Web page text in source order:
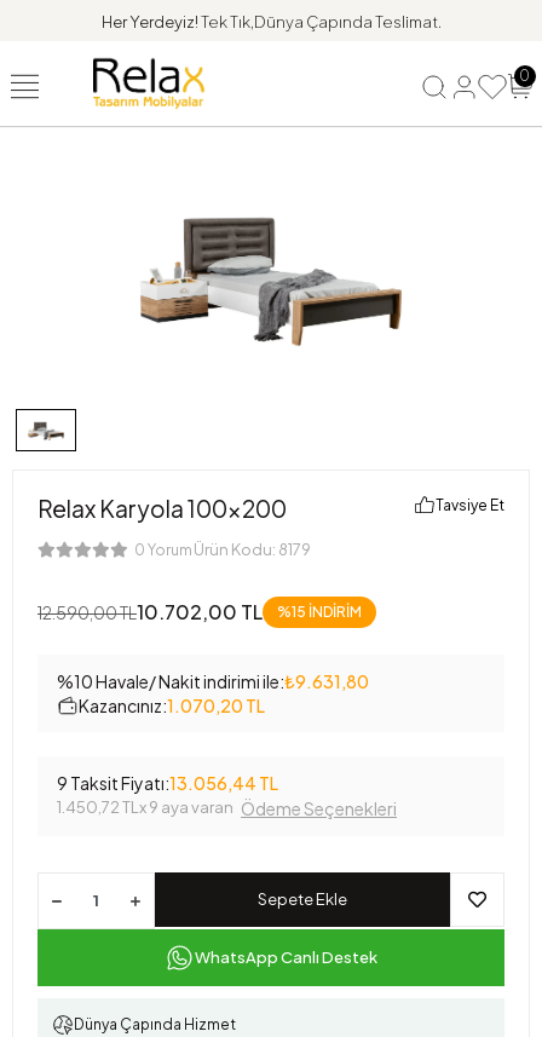
Her Yerdeyiz!Tek Tık,Dünya Çapında Teslimat.
0
Relax Karyola 100x200
0 Yorum Ürün Kodu: 8179
Tavsiye Et
12.590,00 TL10.702,00 TL %15 İNDİRİM
%10 Havale/ Nakit indirimi ile:₺9.631,80
Kazancınız:1.070,20 TL
9 Taksit Fiyatı:13.056,44 TL
1.450,72 TL x 9 aya varan Ödeme Seçenekleri
Sepete Ekle
WhatsApp Canlı Destek
Dünya Çapında Hizmet